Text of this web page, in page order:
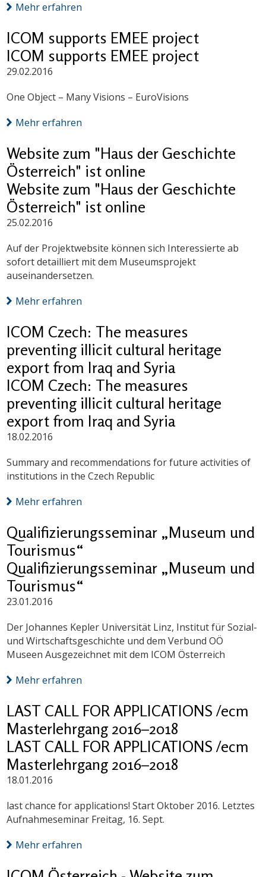
Mehr erfahren
ICOM supports EMEE project
ICOM supports EMEE project
29.02.2016
One Object – Many Visions – EuroVisions
Mehr erfahren
Website zum "Haus der Geschichte
Österreich" ist online
Website zum "Haus der Geschichte
Österreich" ist online
25.02.2016
Auf der Projektwebsite können sich Interessierte ab
sofort detailliert mit dem Museumsprojekt
auseinandersetzen.
Mehr erfahren
ICOM Czech: The measures
preventing illicit cultural heritage
export from Iraq and Syria
ICOM Czech: The measures
preventing illicit cultural heritage
export from Iraq and Syria
18.02.2016
Summary and recommendations for future activities of
institutions in the Czech Republic
Mehr erfahren
Qualifizierungsseminar „Museum und
Tourismus“
Qualifizierungsseminar „Museum und
Tourismus“
23.01.2016
Der Johannes Kepler Universität Linz, Institut für Sozial-
und Wirtschaftsgeschichte und dem Verbund OÖ
Museen Ausgezeichnet mit dem ICOM Österreich
Mehr erfahren
LAST CALL FOR APPLICATIONS /ecm
Masterlehrgang 2016–2018
LAST CALL FOR APPLICATIONS /ecm
Masterlehrgang 2016–2018
18.01.2016
last chance for applications! Start Oktober 2016. Letztes
Aufnahmeseminar Freitag, 16. Sept.
Mehr erfahren